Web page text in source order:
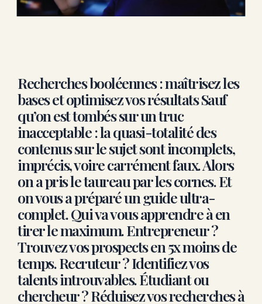
Recherches booléennes : maîtrisez les
bases et optimisez vos résultats Sauf
qu’on est tombés sur un truc
inacceptable : la quasi-totalité des
contenus sur le sujet sont incomplets,
imprécis, voire carrément faux. Alors
on a pris le taureau par les cornes. Et
on vous a préparé un guide ultra-
complet. Qui va vous apprendre à en
tirer le maximum. Entrepreneur ?
Trouvez vos prospects en 5x moins de
temps. Recruteur ? Identifiez vos
talents introuvables. Étudiant ou
chercheur ? Réduisez vos recherches à